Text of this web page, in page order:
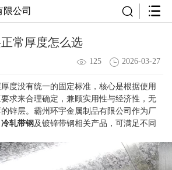
公司
常厚度怎么选
125 2026-03-27
度没有统一的固定标准，核心是根据使用
求来合理确定，兼顾实用性与经济性，无
锌层。霸州环宇金属制品有限公司作为厂
冷轧带钢 及镀锌带钢相关产品，可满足不同